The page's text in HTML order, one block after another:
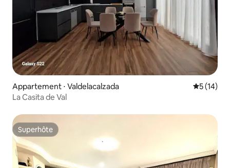
Appartement ⋅ Valdelacalzada
5 (14)
La Casita de Val
Superhôte
Superhôte